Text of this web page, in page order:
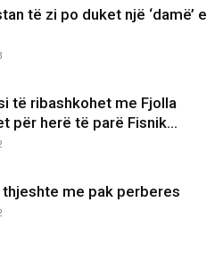
të zi po duket një ‘damë’ e
të ribashkohet me Fjolla
për herë të parë Fisnik...
me pak perberes